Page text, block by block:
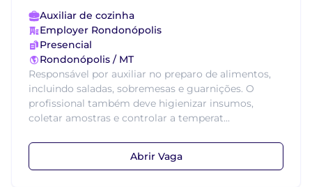
Auxiliar de cozinha
Employer Rondonópolis
Presencial
Rondonópolis / MT
Responsável por auxiliar no preparo de alimentos,
incluindo saladas, sobremesas e guarnições. O
profissional também deve higienizar insumos,
coletar amostras e controlar a temperat...
Abrir Vaga